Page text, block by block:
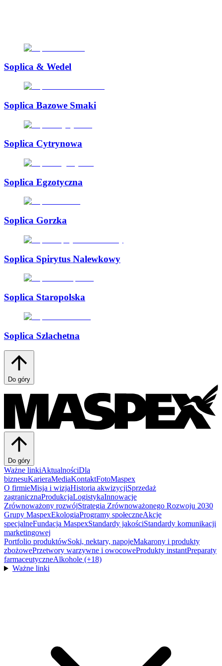
Soplica & Wedel
Soplica Bazowe Smaki
Soplica Cytrynowa
Soplica Egzotyczna
Soplica Gorzka
Soplica Spirytus Nalewkowy
Soplica Staropolska
Soplica Szlachetna
Do góry
Do góry
Ważne linkiAktualnościDla
biznesuKarieraMediaKontaktFotoMaspex
O firmieMisja i wizjaHistoria akwizycjiSprzedaż
zagranicznaProdukcjaLogistykaInnowacje
Zrównoważony rozwójStrategia Zrównoważonego Rozwoju 2030
Grupy MaspexEkologiaProgramy społeczneAkcje
specjalneFundacja MaspexStandardy jakościStandardy komunikacji
marketingowej
Portfolio produktówSoki, nektary, napojeMakarony i produkty
zbożowePrzetwory warzywne i owocoweProdukty instantPreparaty
farmaceutyczneAlkohole (+18)
Ważne linki